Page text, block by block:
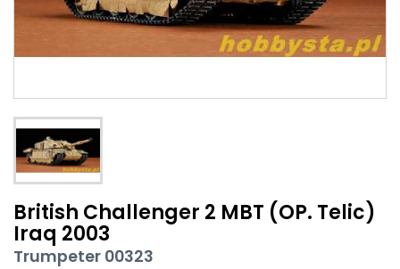
British Challenger 2 MBT (OP. Telic)
Iraq 2003
Trumpeter 00323